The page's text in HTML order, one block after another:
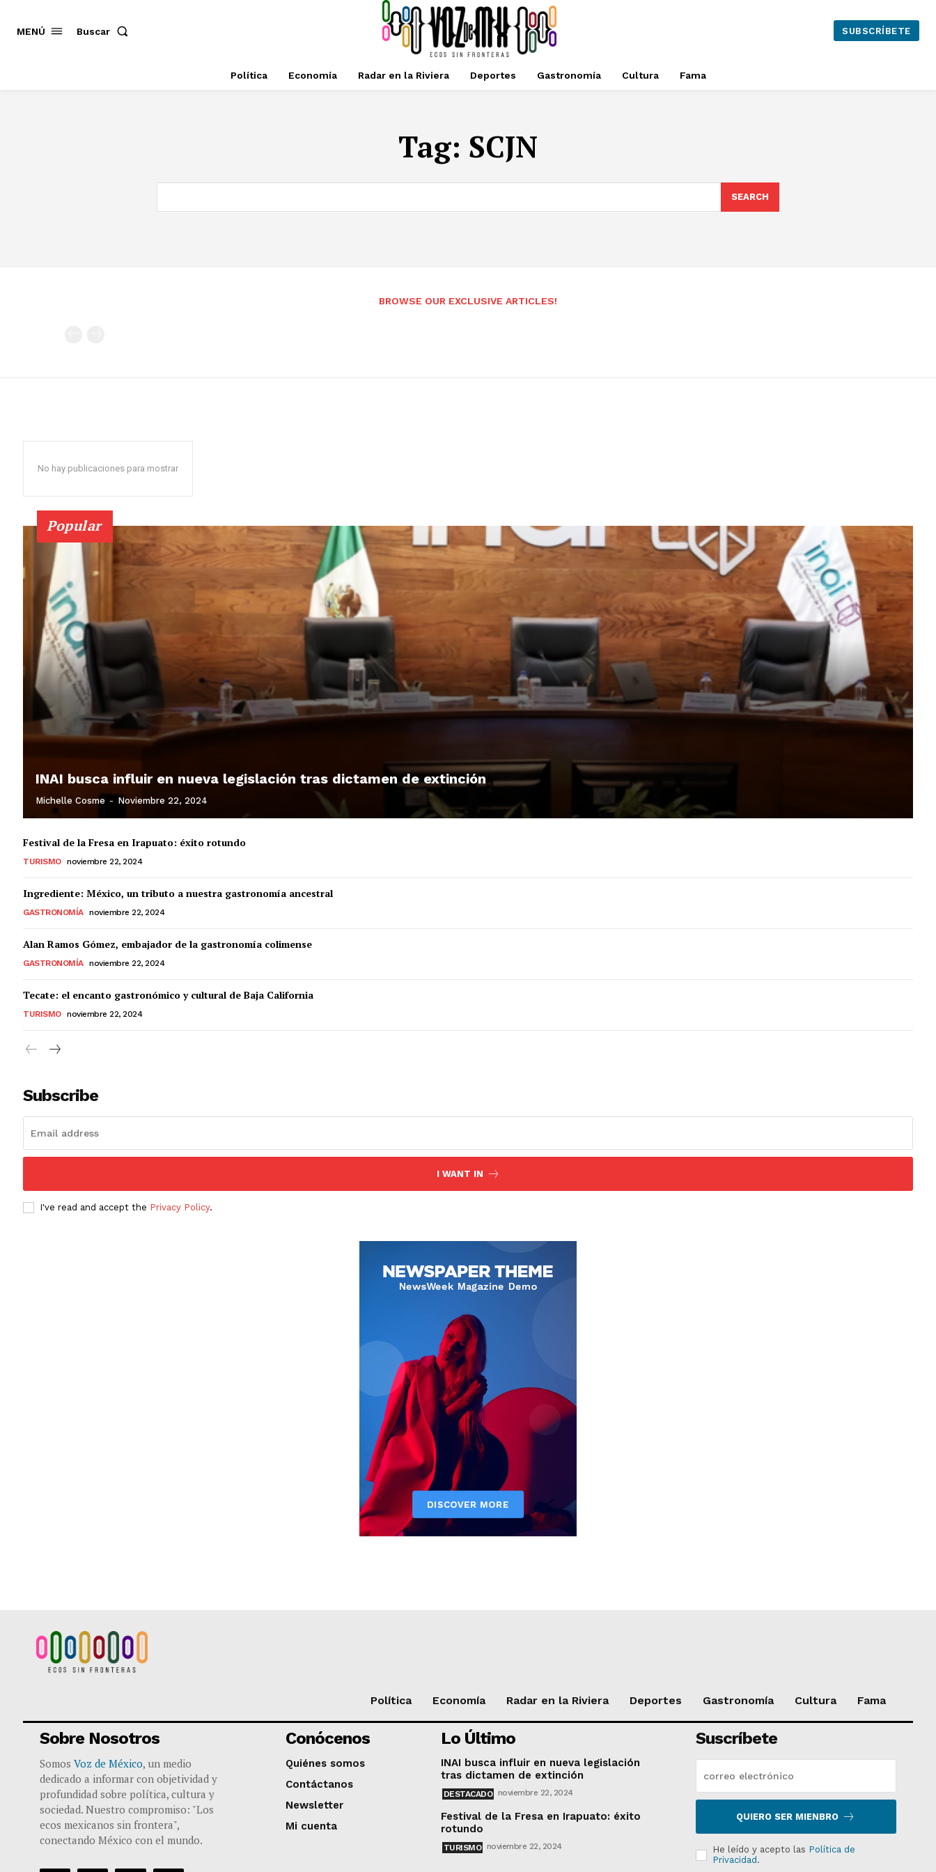
MENÚ Buscar SUBSCRÍBETE
Política Economía Radar en la Riviera Deportes Gastronomía Cultura Fama
Tag: SCJN
SEARCH
BROWSE OUR EXCLUSIVE ARTICLES!
No hay publicaciones para mostrar
Popular
INAI busca influir en nueva legislación tras dictamen de extinción
Michelle Cosme - Noviembre 22, 2024
Festival de la Fresa en Irapuato: éxito rotundo
TURISMO noviembre 22, 2024
Ingrediente: México, un tributo a nuestra gastronomía ancestral
GASTRONOMÍA noviembre 22, 2024
Alan Ramos Gómez, embajador de la gastronomía colimense
GASTRONOMÍA noviembre 22, 2024
Tecate: el encanto gastronómico y cultural de Baja California
TURISMO noviembre 22, 2024
Subscribe
I WANT IN
I've read and accept the Privacy Policy.
Política Economía Radar en la Riviera Deportes Gastronomía Cultura Fama
Sobre Nosotros
Somos Voz de México, un medio
dedicado a informar con objetividad y
profundidad sobre política, cultura y
sociedad. Nuestro compromiso: "Los
ecos mexicanos sin frontera",
conectando México con el mundo.
Conócenos
Quiénes somos
Contáctanos
Newsletter
Mi cuenta
Lo Último
INAI busca influir en nueva legislación
tras dictamen de extinción
DESTACADO noviembre 22, 2024
Festival de la Fresa en Irapuato: éxito
rotundo
TURISMO noviembre 22, 2024
Suscríbete
QUIERO SER MIENBRO
He leído y acepto las Política de
Privacidad .